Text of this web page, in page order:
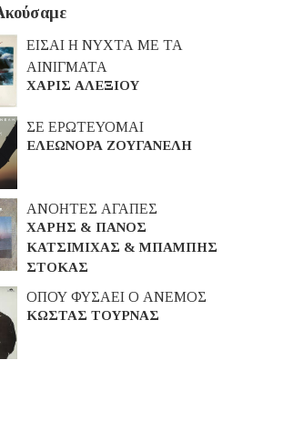
ΕΙΣΑΙ Η ΝΥΧΤΑ ΜΕ ΤΑ
ΑΙΝΙΓΜΑΤΑ
ΧΑΡΙΣ ΑΛΕΞΙΟΥ
ΣΕ ΕΡΩΤΕΥΟΜΑΙ
ΕΛΕΩΝΟΡΑ ΖΟΥΓΑΝΕΛΗ
ΑΝΟΗΤΕΣ ΑΓΑΠΕΣ
ΧΑΡΗΣ & ΠΑΝΟΣ
ΚΑΤΣΙΜΙΧΑΣ & ΜΠΑΜΠΗΣ
ΣΤΟΚΑΣ
ΟΠΟΥ ΦΥΣΑΕΙ Ο ΑΝΕΜΟΣ
ΚΩΣΤΑΣ ΤΟΥΡΝΑΣ